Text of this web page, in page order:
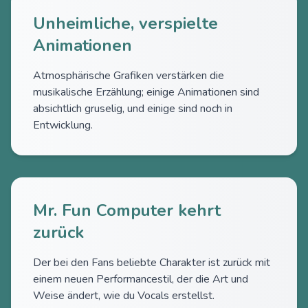
Unheimliche, verspielte
Animationen
Atmosphärische Grafiken verstärken die
musikalische Erzählung; einige Animationen sind
absichtlich gruselig, und einige sind noch in
Entwicklung.
Mr. Fun Computer kehrt
zurück
Der bei den Fans beliebte Charakter ist zurück mit
einem neuen Performancestil, der die Art und
Weise ändert, wie du Vocals erstellst.